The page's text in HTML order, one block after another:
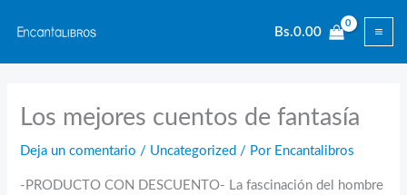
contenido
Bs.0.00
Los mejores cuentos de fantasía
Deja un comentario / Uncategorized / Por Encantalibros
-PRODUCTO CON DESCUENTO- La fascinación del hombre